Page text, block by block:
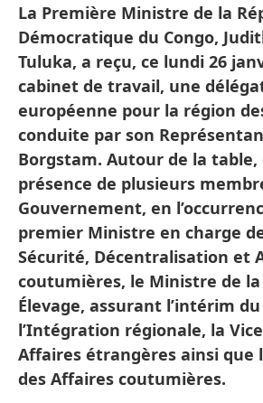
La Première Ministre de la
Démocratique du Congo,
Tuluka, a reçu, ce lundi 26
cabinet de travail, une
européenne pour la région
conduite par son
Borgstam. Autour de la
présence de plusieurs
Gouvernement, en
premier Ministre en charge
Sécurité, Décentralisation et
coutumières, le Ministre de la
Élevage, assurant l’intérim
l’Intégration régionale, la
Affaires étrangères ainsi que
des Affaires coutumières.